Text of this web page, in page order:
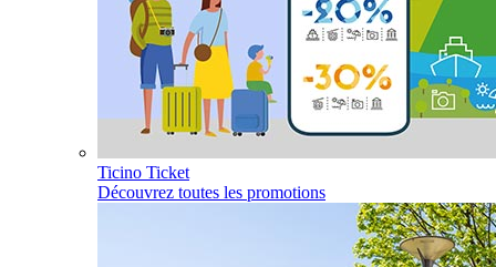
Ticino Ticket
Découvrez toutes les promotions